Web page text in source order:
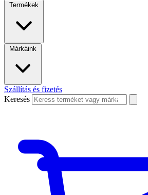
Termékek
Márkáink
Szállítás és fizetés
Keresés